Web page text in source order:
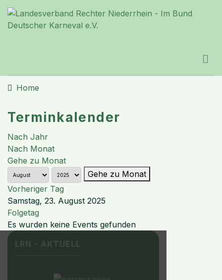
Home
Terminkalender
Nach Jahr
Nach Monat
Gehe zu Monat
Gehe zu Monat
Vorheriger Tag
Samstag, 23. August 2025
Folgetag
Es wurden keine Events gefunden
LRN - AKTUELL